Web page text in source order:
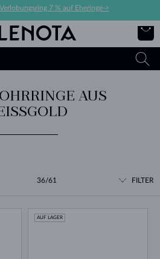
7 % auf Eheringe->
AUS
36/61 FILTER
AUF LAGER